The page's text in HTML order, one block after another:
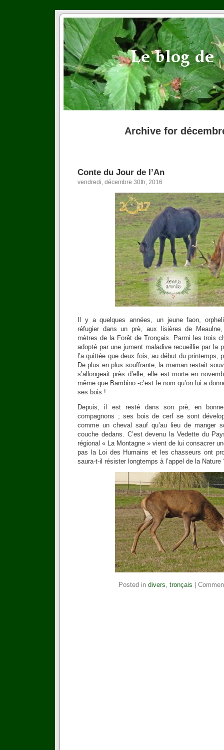
Archive for
Conte du Jour de l’An
vendredi, décembre 30th, 2016
Il y a quelques années, un jeune faon,
réfugier dans un prè, aux lisières de
mètres de la Forêt de Tronçais. Parmi les trois
adopté par une jument maladive recueillie par la
l’a quittée que deux fois, au début du printemps,
De plus en plus souffrante, la maman restait
s’allongeait près d’elle; elle est morte en
même que Bambino -c’est le nom qu’on lui a
ses bois !
Depuis, il est resté dans son prè, en
compagnons ; ses bois de cerf se sont
comme un cheval sauf qu’au lieu de manger
couche dedans. C’est devenu la Vedette du
régional « La Montagne » vient de lui consacrer
pas la Loi des Humains et les chasseurs ont
saura-t-il résister longtemps à l’appel de la Nature
Posted in divers, tronçais